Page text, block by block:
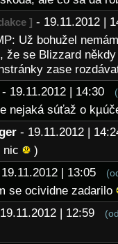
] - 19.11.2012 |
Už bohužel
že se Blizzard
zase
- 19.11.2012 | 14:30
nejaká súťaž o
- 19.11.2012 |
nic
)
| 13:05
se ocividne zadarilo
| 12:59